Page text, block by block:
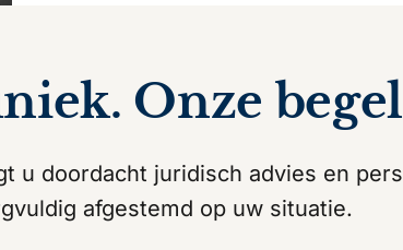
Onze
u doordacht juridisch advies en
afgestemd op uw situatie.